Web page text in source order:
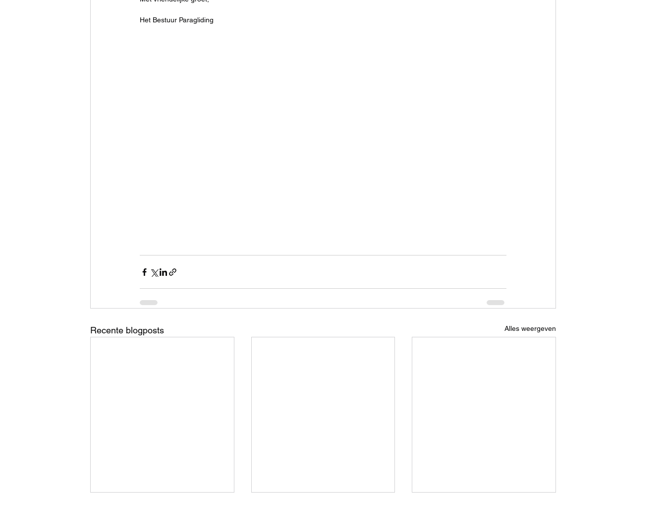
Het Bestuur Paragliding
Recente blogposts Alles weergeven